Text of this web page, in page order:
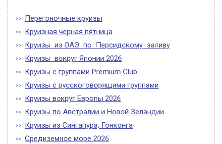
Перегоночные круизы
Круизная черная пятница
Круизы из ОАЭ по Персидскому заливу
Круизы вокруг Японии 2026
Круизы с группами Premium Club
Круизы с русскоговорящими группами
Круизы вокруг Европы 2026
Круизы по Австралии и Новой Зеландии
Круизы из Сингапура, Гонконга
Средиземное море 2026